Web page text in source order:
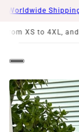
Shipping |
to 4XL, and also